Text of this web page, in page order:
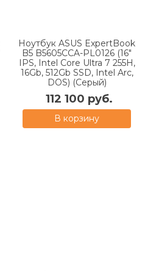
Ноутбук ASUS ExpertBook
B5 B5605CCA-PL0126 (16"
IPS, Intel Core Ultra 7 255H,
16Gb, 512Gb SSD, Intel Arc,
DOS) (Серый)
112 100 руб.
В корзину